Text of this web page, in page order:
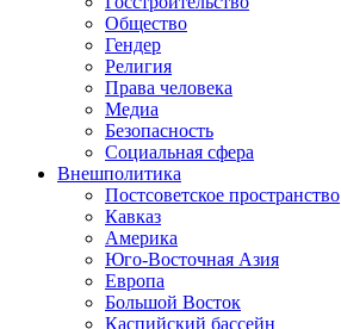
Общество
Гендер
Религия
Права человека
Медиа
Безопасность
Социальная сфера
Внешполитика
Постсоветское пространство
Кавказ
Америка
Юго-Восточная Азия
Европа
Большой Восток
Каспийский бассейн